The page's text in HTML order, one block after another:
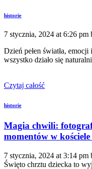
historie
7 stycznia, 2024 at 6:26 pm
Dzień pełen światła,
wszystko działo się
Czytaj całość
historie
Magia chwili:
momentów w
7 stycznia, 2024 at 3:14 pm
Święto chrztu dziecka to